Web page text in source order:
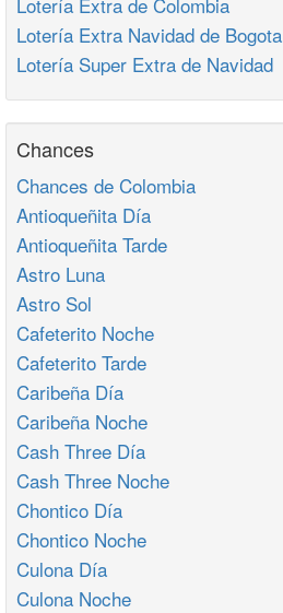
Lotería Extra Navidad de Bogota
Lotería Super Extra de Navidad
Chances
Chances de Colombia
Antioqueñita Día
Antioqueñita Tarde
Astro Luna
Astro Sol
Cafeterito Noche
Cafeterito Tarde
Caribeña Día
Caribeña Noche
Cash Three Día
Cash Three Noche
Chontico Día
Chontico Noche
Culona Día
Culona Noche